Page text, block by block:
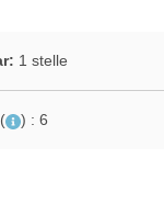
1 stelle
( ) : 6